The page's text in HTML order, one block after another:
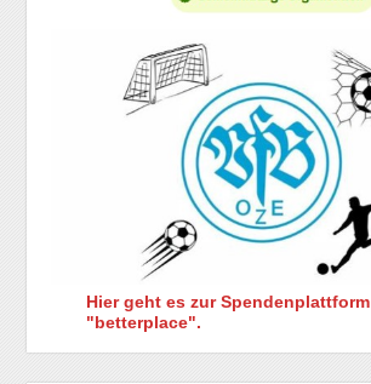
Hier geht es zur Spendenplattform
"betterplace".